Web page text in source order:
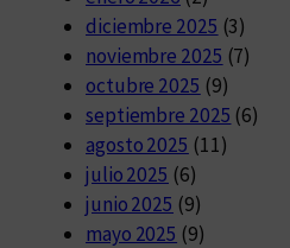
diciembre 2025 (3)
noviembre 2025 (7)
octubre 2025 (9)
septiembre 2025 (6)
agosto 2025 (11)
julio 2025 (6)
junio 2025 (9)
mayo 2025 (9)